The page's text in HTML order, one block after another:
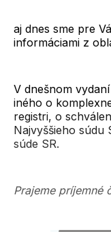
aj dnes sme pre
informáciami z
V dnešnom
iného o
registri, o
Najvyššieho súdu
súde SR.
Prajeme príjemné